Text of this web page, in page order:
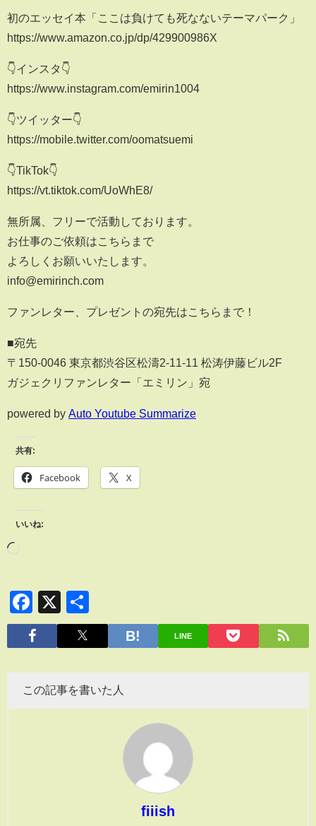
初のエッセイ本「ここは負けても死なないテーマパーク」
https://www.amazon.co.jp/dp/429900986X
👇インスタ👇
https://www.instagram.com/emirin1004
👇ツイッター👇
https://mobile.twitter.com/oomatsuemi
👇TikTok👇
https://vt.tiktok.com/UoWhE8/
無所属、フリーで活動しております。
お仕事のご依頼はこちらまで
よろしくお願いいたします。
info@emirinch.com
ファンレター、プレゼントの宛先はこちらまで！
■宛先
〒150-0046 東京都渋谷区松濤2-11-11 松涛伊藤ビル2F
ガジェクリファンレター「エミリン」宛
powered by Auto Youtube Summarize
共有:
Facebook X
いいね:
Facebook
X
有
LINE
この記事を書いた人
fiiish